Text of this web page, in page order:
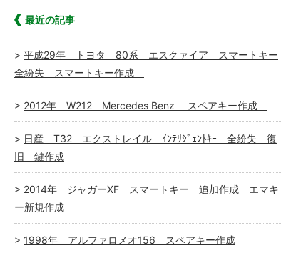
最近の記事
平成29年 トヨタ 80系 エスクァイア スマートキー
全紛失 スマートキー作成
2012年 W212 Mercedes Benz スペアキー作成
日産 T32 エクストレイル ｲﾝﾃﾘｼﾞｪﾝﾄｷｰ 全紛失 復
旧 鍵作成
2014年 ジャガーXF スマートキー 追加作成 エマキ
ー新規作成
1998年 アルファロメオ156 スペアキー作成